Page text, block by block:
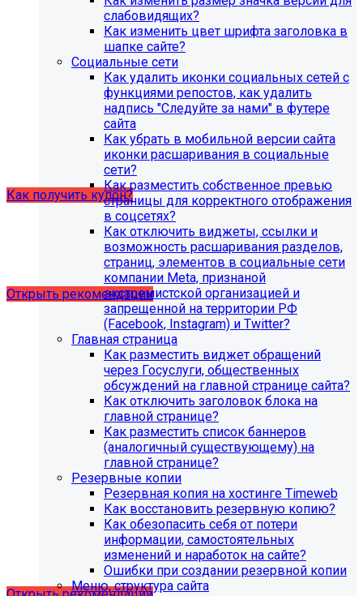
В связи с новыми требованиями Приказа 1493
Рособнадзора нами были внесены изменения в
поставку готовых решений для образовательных
Теперь в сборку готовых решений для образовательных
организаций входит модуль SIMAI-SF4: Сведения об
образовательной организации (simai.sveden). Для
корректной работы модуля необходимо активировать
Как получить купон?
Что делать, если на хостинге не
хватает места?
Открыть рекомендации
Рекомендации по безопасности
слабовидящих?
Как изменить цвет шрифта заголовка в
шапке сайте?
Социальные сети
Как удалить иконки социальных сетей с
функциями репостов, как удалить
надпись "Следуйте за нами" в футере
сайта
Как убрать в мобильной версии сайта
иконки расшаривания в социальные
сети?
Как разместить собственное превью
страницы для корректного отображения
в соцсетях?
Как отключить виджеты, ссылки и
возможность расшаривания разделов,
страниц, элементов в социальные сети
компании Meta, признаной
экстремистской организацией и
запрещенной на территории РФ
(Facebook, Instagram) и Twitter?
Главная страница
Как разместить виджет обращений
через Госуслуги, общественных
обсуждений на главной странице сайта?
Как отключить заголовок блока на
главной странице?
Как разместить список баннеров
(аналогичный существующему) на
главной странице?
Резервные копии
Резервная копия на хостинге Timeweb
Как восстановить резервную копию?
Как обезопасить себя от потери
информации, самостоятельных
изменений и наработок на сайте?
Ошибки при создании резервной копии
Меню, структура сайта